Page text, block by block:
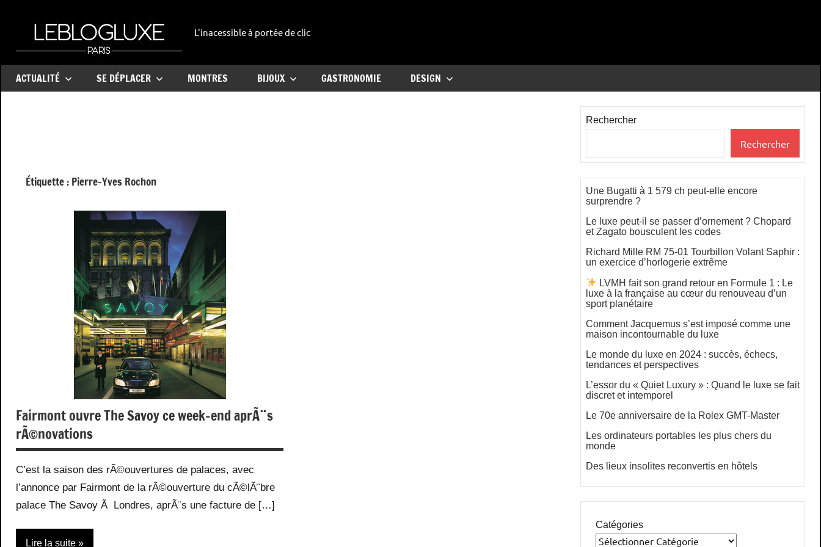
contenu
leblogluxe
L'inacessible à portée de clic
ACTUALITÉ SE DÉPLACER MONTRES BIJOUX GASTRONOMIE DESIGN
Étiquette : Pierre-Yves Rochon
Fairmont ouvre The Savoy ce week-end aprÃ¨s
rÃ©novations
C’est la saison des rÃ©ouvertures de palaces, avec
l’annonce par Fairmont de la rÃ©ouverture du cÃ©lÃ¨bre
palace The Savoy Ã Londres, aprÃ¨s une facture de […]
Lire la suite
Rechercher
Rechercher
Une Bugatti à 1 579 ch peut-elle encore
surprendre ?
Le luxe peut-il se passer d’ornement ? Chopard
et Zagato bousculent les codes
Richard Mille RM 75-01 Tourbillon Volant Saphir :
un exercice d’horlogerie extrême
LVMH fait son grand retour en Formule 1 : Le
luxe à la française au cœur du renouveau d’un
sport planétaire
Comment Jacquemus s’est imposé comme une
maison incontournable du luxe
Le monde du luxe en 2024 : succès, échecs,
tendances et perspectives
L’essor du « Quiet Luxury » : Quand le luxe se fait
discret et intemporel
Le 70e anniversaire de la Rolex GMT-Master
Les ordinateurs portables les plus chers du
monde
Des lieux insolites reconvertis en hôtels
Catégories